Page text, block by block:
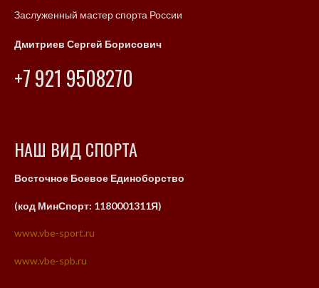
Заслуженный мастер спорта России
Дмитриев Сергей Борисович
+7 921 9508270
НАШ ВИД СПОРТА
Восточное Боевое Единоборство
(код МинСпорт: 1180001311Я)
www.vbe-sport.ru
www.vbe-spb.ru